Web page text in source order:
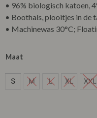
• 96% biologisch katoen,
• Boothals, plooitjes in de
• Machinewas 30°C;
Maat
S
S M L XL XXL